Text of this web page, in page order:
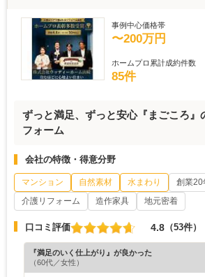
事例中心価格帯
〜200万円
ホームプロ累計成約件数
85件
ずっと満足、ずっと安心『まごころ』
フォーム
会社の特徴・得意分野
マンション 自然素材 水まわり 創業20
介護リフォーム
造作家具 地元密着
口コミ評価 4.8 （53件）
『満足のいく仕上がり』が良かった
（60代／女性）